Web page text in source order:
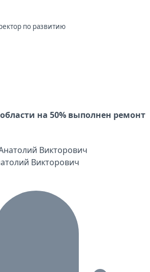
по развитию
на 50% выполнен ремонт
Викторович